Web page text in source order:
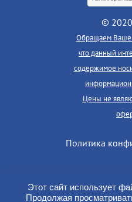
©
Обращаем Ваше
что данный
содержимое
Цены не
Политика
Этот сайт использует
Продолжая